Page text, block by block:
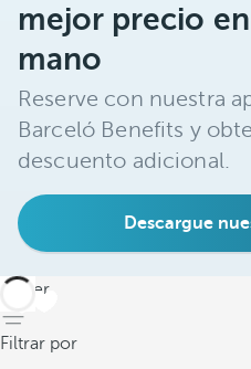
mejor precio
mano
Reserve con nuestra
Barceló Benefits y
descuento adicional.
Descargue
volver
Filtrar por